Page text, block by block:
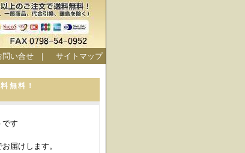
問い合せ｜ サイトマップ
無料！
です
届けします。